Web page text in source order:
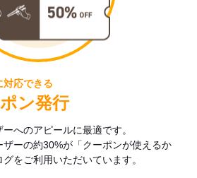
対応できる
ン発行
へのアピールに最適です。
ーの約30%が「クーポンが使えるか
をご利用いただいています。